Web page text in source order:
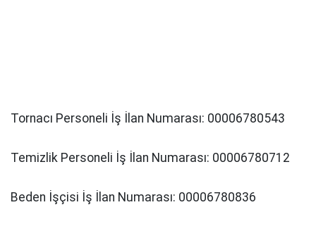
Tornacı Personeli İş İlan Numarası: 00006780543
Temizlik Personeli İş İlan Numarası: 00006780712
Beden İşçisi İş İlan Numarası: 00006780836